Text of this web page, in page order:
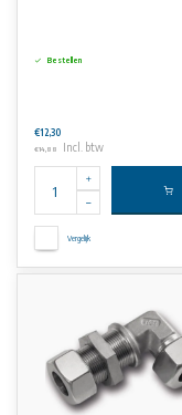
Bestellen
€12,30
€14,88 Incl. btw
Vergelijk